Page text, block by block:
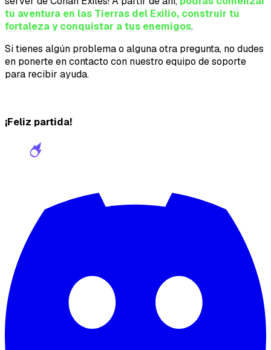
tu aventura en las Tierras del Exilio, construir tu
fortaleza y conquistar a tus enemigos.
Si tienes algún problema o alguna otra pregunta, no dudes
en ponerte en contacto con nuestro equipo de soporte
para recibir ayuda.
¡Feliz partida!